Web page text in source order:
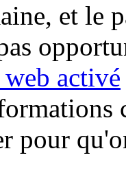
et le
activé
pour